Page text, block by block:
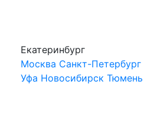
Екатеринбург
Москва Санкт-Петербург
Уфа Новосибирск Тюмень